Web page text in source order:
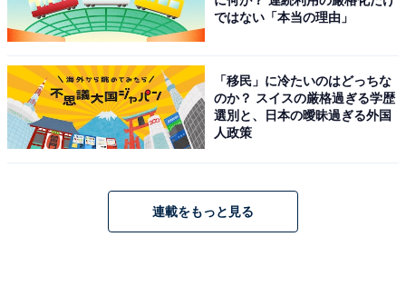
※記事内容は執筆時点のものです。最新の内容をご確認
ください
あわせて読みたい
ーン」ランキング！ 2位「やまと寿司」を抑
えた1位は？【2026年調査】
ではない「本当の理由」
「移民」に冷たいのはどっちな
のか？ スイスの厳格過ぎる学歴
選別と、日本の曖昧過ぎる外国
人政策
連載をもっと見る